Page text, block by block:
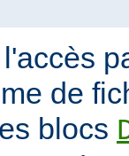
de
blocs